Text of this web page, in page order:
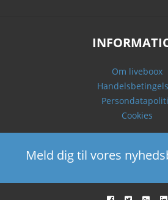
Om liveboox
Cookies
Meld dig til vores